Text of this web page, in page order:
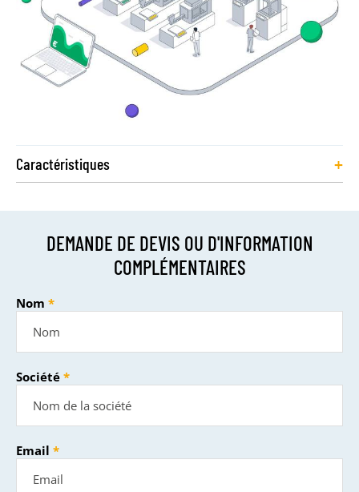
Caractéristiques +
DEMANDE DE DEVIS OU D'INFORMATION
COMPLÉMENTAIRES
Nom
Société
Email